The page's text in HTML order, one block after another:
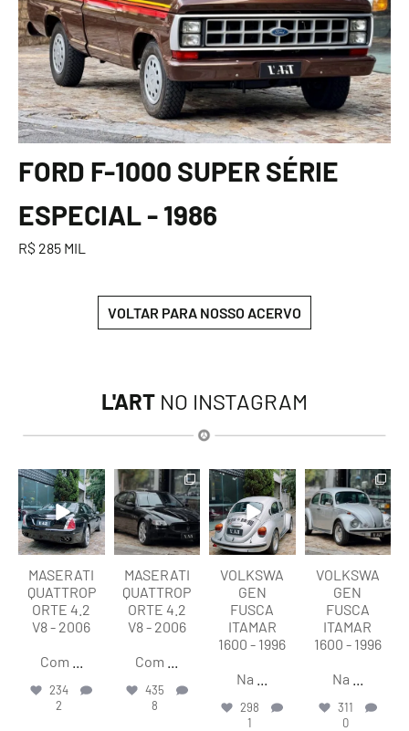
FORD F-1000 SUPER SÉRIE
ESPECIAL - 1986
R$ 285 MIL
VOLTAR PARA NOSSO ACERVO
L'ART NO INSTAGRAM
lart.br
Ago 6
MASERATI
QUATTROP
ORTE 4.2
V8 - 2006
Com
234
2
lart.br
Ago 6
MASERATI
QUATTROP
ORTE 4.2
V8 - 2006
Com
435
8
lart.br
Ago 6
VOLKSWA
GEN
FUSCA
ITAMAR
1600 - 1996
Na
298
1
lart.br
Ago 6
VOLKSWA
GEN
FUSCA
ITAMAR
1600 - 1996
Na
311
0